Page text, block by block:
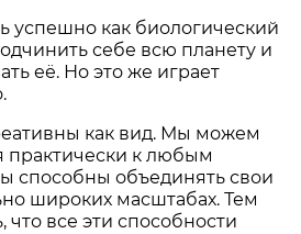
успешно как биологический
себе всю планету и
её. Но это же играет
как вид. Мы можем
практически к любым
способны объединять свои
широких масштабах. Тем
что все эти способности